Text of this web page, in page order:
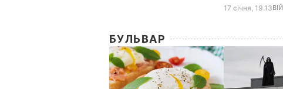
17 січня, 19.13
БУЛЬВАР